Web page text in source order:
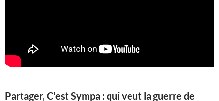
Partager, C'est Sympa : qui veut la guerre de